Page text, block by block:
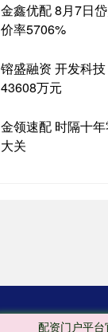
金鑫优配 8月7日
价率5706%
镕盛融资 开发科
43608万元
金领速配 时隔十
大关
配资门户平台